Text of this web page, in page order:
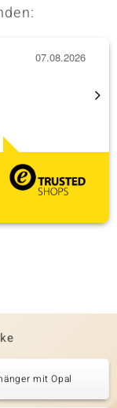
07.08.2026
Eine
mit Opal